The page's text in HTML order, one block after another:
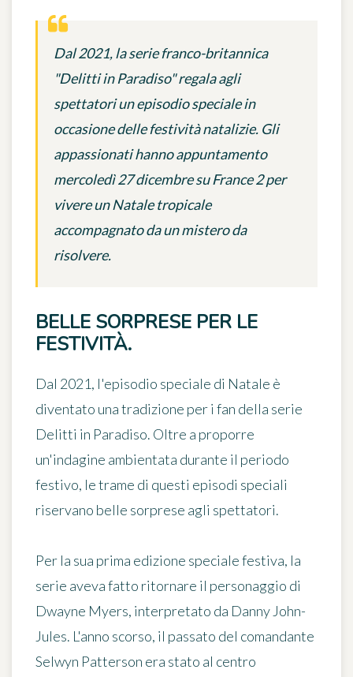
Dal 2021, la serie franco-britannica
"Delitti in Paradiso" regala agli
spettatori un episodio speciale in
occasione delle festività natalizie. Gli
appassionati hanno appuntamento
mercoledì 27 dicembre su France 2 per
vivere un Natale tropicale
accompagnato da un mistero da
risolvere.
BELLE SORPRESE PER LE
FESTIVITÀ.
Dal 2021, l'episodio speciale di Natale è
diventato una tradizione per i fan della serie
Delitti in Paradiso. Oltre a proporre
un'indagine ambientata durante il periodo
festivo, le trame di questi episodi speciali
riservano belle sorprese agli spettatori.
Per la sua prima edizione speciale festiva, la
serie aveva fatto ritornare il personaggio di
Dwayne Myers, interpretato da Danny John-
Jules. L'anno scorso, il passato del comandante
Selwyn Patterson era stato al centro